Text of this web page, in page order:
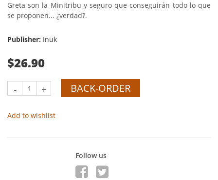
Greta son la Minitribu y seguro que conseguirán todo lo que
se proponen... ¿verdad?.
Publisher: Inuk
$26.90
- + BACK-ORDER
Add to wishlist
Follow us